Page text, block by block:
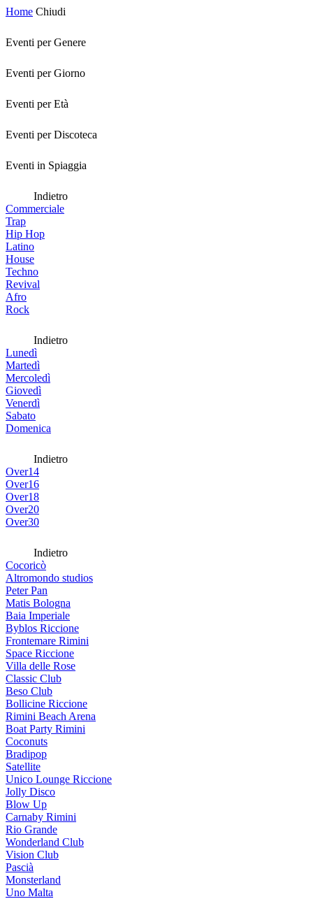
Home Chiudi
Eventi per Genere
Eventi per Giorno
Eventi per Età
Eventi per Discoteca
Eventi in Spiaggia
Indietro
Commerciale
Trap
Hip Hop
Latino
House
Techno
Revival
Afro
Rock
Indietro
Lunedì
Martedì
Mercoledì
Giovedì
Venerdì
Sabato
Domenica
Indietro
Over14
Over16
Over18
Over20
Over30
Indietro
Cocoricò
Altromondo studios
Peter Pan
Matis Bologna
Baia Imperiale
Byblos Riccione
Frontemare Rimini
Space Riccione
Villa delle Rose
Classic Club
Beso Club
Bollicine Riccione
Rimini Beach Arena
Boat Party Rimini
Coconuts
Bradipop
Satellite
Unico Lounge Riccione
Jolly Disco
Blow Up
Carnaby Rimini
Rio Grande
Wonderland Club
Vision Club
Pascià
Monsterland
Uno Malta